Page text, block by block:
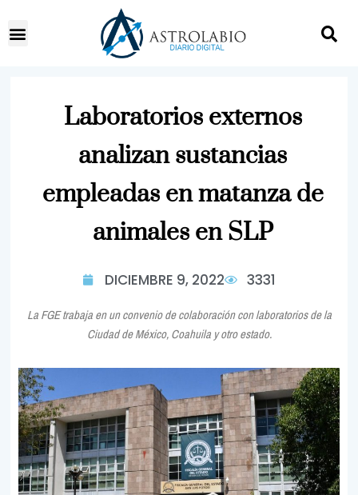
Laboratorios externos
analizan sustancias
empleadas en matanza de
animales en SLP
DICIEMBRE 9, 2022 3331
La FGE trabaja en un convenio de colaboración con laboratorios de la
Ciudad de México, Coahuila y otro estado.